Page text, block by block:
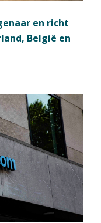
en richt
België en